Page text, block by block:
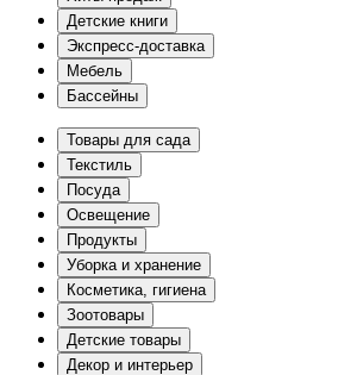
Детские книги
Экспресс-доставка
Мебель
Бассейны
Товары для сада
Текстиль
Посуда
Освещение
Продукты
Уборка и хранение
Косметика, гигиена
Зоотовары
Детские товары
Декор и интерьер